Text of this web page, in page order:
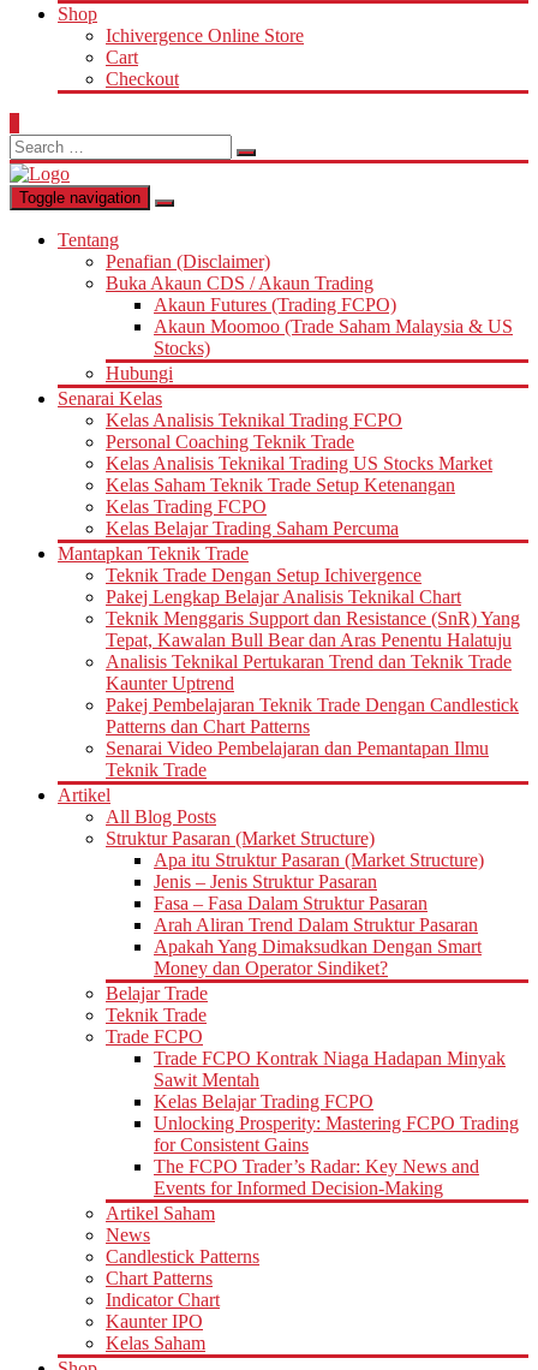
Shop
Ichivergence Online Store
Cart
Checkout
Search
for:
Toggle navigation
Tentang
Penafian (Disclaimer)
Buka Akaun CDS / Akaun Trading
Akaun Futures (Trading FCPO)
Akaun Moomoo (Trade Saham Malaysia & US
Stocks)
Hubungi
Senarai Kelas
Kelas Analisis Teknikal Trading FCPO
Personal Coaching Teknik Trade
Kelas Analisis Teknikal Trading US Stocks Market
Kelas Saham Teknik Trade Setup Ketenangan
Kelas Trading FCPO
Kelas Belajar Trading Saham Percuma
Mantapkan Teknik Trade
Teknik Trade Dengan Setup Ichivergence
Pakej Lengkap Belajar Analisis Teknikal Chart
Teknik Menggaris Support dan Resistance (SnR) Yang
Tepat, Kawalan Bull Bear dan Aras Penentu Halatuju
Analisis Teknikal Pertukaran Trend dan Teknik Trade
Kaunter Uptrend
Pakej Pembelajaran Teknik Trade Dengan Candlestick
Patterns dan Chart Patterns
Senarai Video Pembelajaran dan Pemantapan Ilmu
Teknik Trade
Artikel
All Blog Posts
Struktur Pasaran (Market Structure)
Apa itu Struktur Pasaran (Market Structure)
Jenis – Jenis Struktur Pasaran
Fasa – Fasa Dalam Struktur Pasaran
Arah Aliran Trend Dalam Struktur Pasaran
Apakah Yang Dimaksudkan Dengan Smart
Money dan Operator Sindiket?
Belajar Trade
Teknik Trade
Trade FCPO
Trade FCPO Kontrak Niaga Hadapan Minyak
Sawit Mentah
Kelas Belajar Trading FCPO
Unlocking Prosperity: Mastering FCPO Trading
for Consistent Gains
The FCPO Trader’s Radar: Key News and
Events for Informed Decision-Making
Artikel Saham
News
Candlestick Patterns
Chart Patterns
Indicator Chart
Kaunter IPO
Kelas Saham